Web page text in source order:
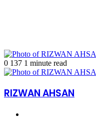
0 137 1 minute read
RIZWAN AHSAN